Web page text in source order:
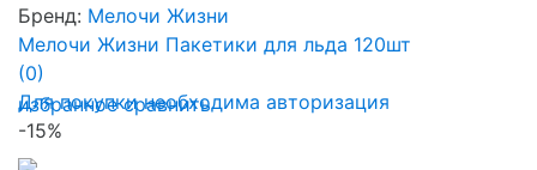
избранное сравнить
Бренд: Мелочи Жизни
Мелочи Жизни Пакетики для льда 120шт
(0)
Для покупки необходима авторизация
-15%